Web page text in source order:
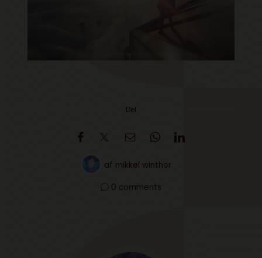
Del
af mikkel winther
0 comments